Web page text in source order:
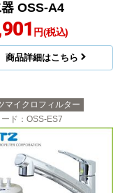
OSS-A4
円(税込)
商品詳細はこちら
マイクロフィルター
ド ：OSS-ES7